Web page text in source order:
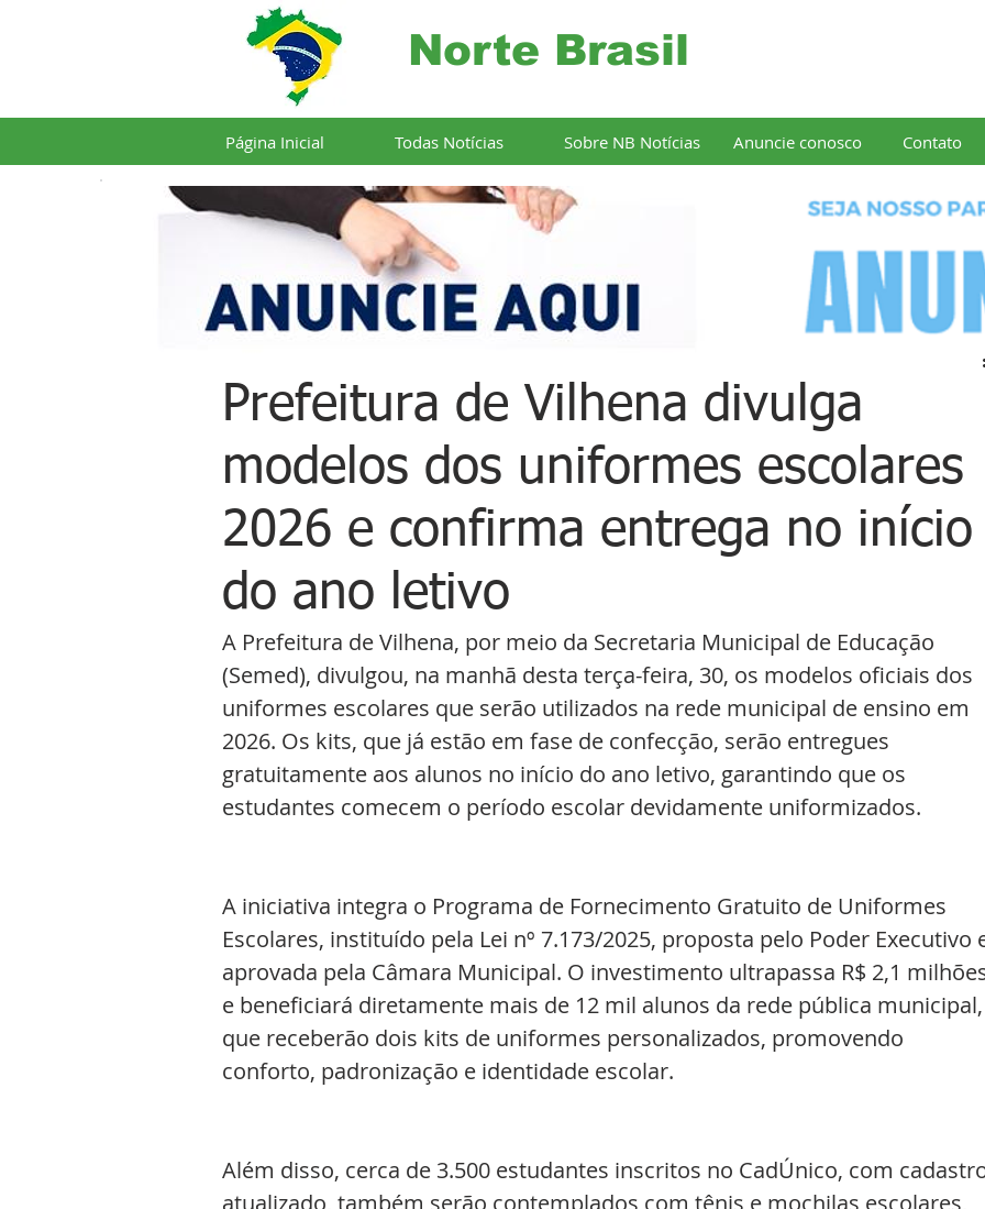
Norte Brasil
Página Inicial Todas Notícias Sobre NB Notícias Anuncie conosco Contato
Prefeitura de Vilhena divulga
modelos dos uniformes escolares
2026 e confirma entrega no início
do ano letivo
A Prefeitura de Vilhena, por meio da Secretaria Municipal de Educação
(Semed), divulgou, na manhã desta terça-feira, 30, os modelos oficiais dos
uniformes escolares que serão utilizados na rede municipal de ensino em
2026. Os kits, que já estão em fase de confecção, serão entregues
gratuitamente aos alunos no início do ano letivo, garantindo que os
estudantes comecem o período escolar devidamente uniformizados.
A iniciativa integra o Programa de Fornecimento Gratuito de Uniformes
Escolares, instituído pela Lei nº 7.173/2025, proposta pelo Poder Executivo
aprovada pela Câmara Municipal. O investimento ultrapassa R$ 2,1
e beneficiará diretamente mais de 12 mil alunos da rede pública municipal,
que receberão dois kits de uniformes personalizados, promovendo
conforto, padronização e identidade escolar.
Além disso, cerca de 3.500 estudantes inscritos no CadÚnico, com
atualizado, também serão contemplados com tênis e mochilas escolares,